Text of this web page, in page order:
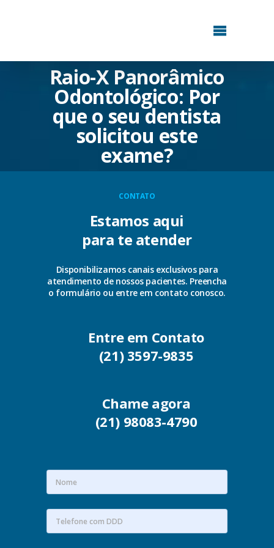
Raio-X Panorâmico
Odontológico: Por
que o seu dentista
solicitou este
exame?
CONTATO
Estamos aqui
para te atender
Disponibilizamos canais exclusivos para
atendimento de nossos pacientes. Preencha
o formulário ou entre em contato conosco.
Entre em Contato
(21) 3597-9835
Chame agora
(21) 98083-4790